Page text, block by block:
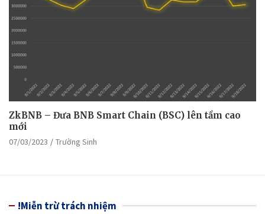
ZkBNB – Đưa BNB Smart Chain (BSC) lên tầm cao
mới
07/03/2023 Trường Sinh
!Miễn trừ trách nhiệm